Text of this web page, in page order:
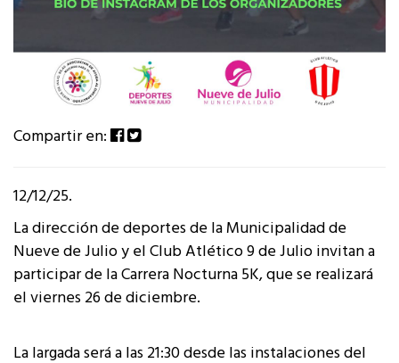
Compartir en:
12/12/25.
La dirección de deportes de la Municipalidad de
Nueve de Julio y el Club Atlético 9 de Julio invitan a
participar de la Carrera Nocturna 5K, que se realizará
el viernes 26 de diciembre.
La largada será a las 21:30 desde las instalaciones del